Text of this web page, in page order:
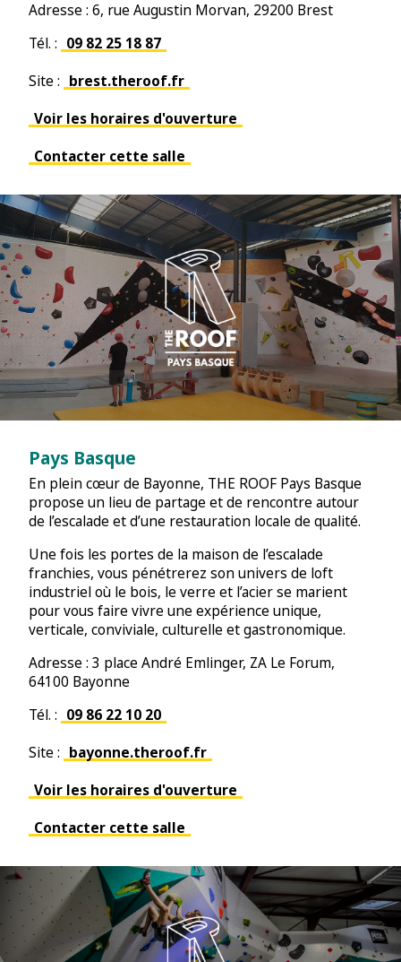
Adresse : 6, rue Augustin Morvan, 29200 Brest
Tél. : 09 82 25 18 87
Site : brest.theroof.fr
Voir les horaires d'ouverture
Contacter cette salle
Pays Basque
En plein cœur de Bayonne, THE ROOF Pays Basque
propose un lieu de partage et de rencontre autour
de l’escalade et d’une restauration locale de qualité.
Une fois les portes de la maison de l’escalade
franchies, vous pénétrerez son univers de loft
industriel où le bois, le verre et l’acier se marient
pour vous faire vivre une expérience unique,
verticale, conviviale, culturelle et gastronomique.
Adresse : 3 place André Emlinger, ZA Le Forum,
64100 Bayonne
Tél. : 09 86 22 10 20
Site : bayonne.theroof.fr
Voir les horaires d'ouverture
Contacter cette salle